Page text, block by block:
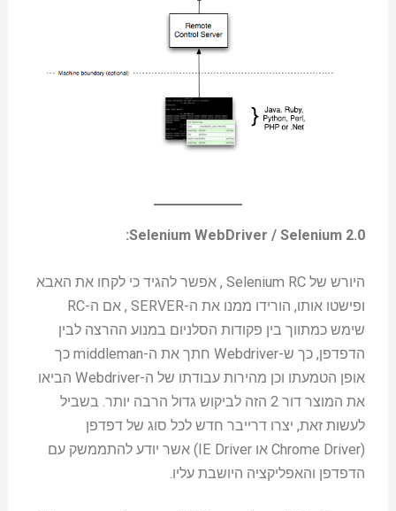
Selenium WebDriver / Selenium 2.0:
היורש של Selenium RC , אפשר להגיד כי לקחו את האבא
ופישטו אותו, הורידו ממנו את ה-SERVER , אם ה-RC
שימש כמתווך בין פקודות הסלניום במנוע ההרצה לבין
הדפדפן, כך ש-Webdriver חתך את ה-middleman כך
אופן הטמעתו וכן מהירות עבודתו של ה-Webdriver הביאו
את המוצר דור 2 הזה לביקוש גדול הרבה יותר. בשביל
לעשות זאת, יצרו דרייבר חדש לכל סוג של דפדפן
(Chrome Driver או IE Driver) אשר יודע להתממשק עם
הדפדפן והאפליקציה היושבת עליו.